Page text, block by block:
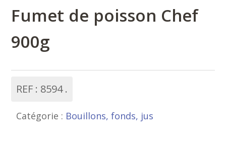
Fumet de poisson Chef
900g
REF : 8594
Catégorie : Bouillons, fonds, jus